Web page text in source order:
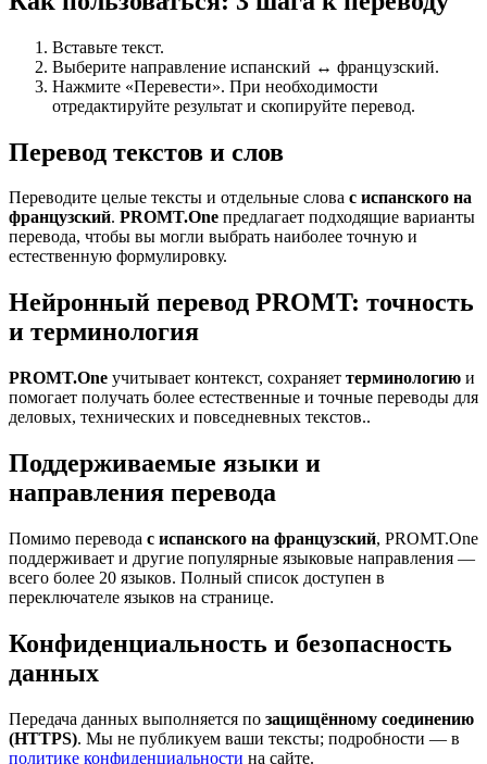
Вставьте текст.
Выберите направление испанский ↔ французский.
Нажмите «Перевести». При необходимости
отредактируйте результат и скопируйте перевод.
Перевод текстов и слов
Переводите целые тексты и отдельные слова с испанского на
французский. PROMT.One предлагает подходящие варианты
перевода, чтобы вы могли выбрать наиболее точную и
естественную формулировку.
Нейронный перевод PROMT: точность
и терминология
PROMT.One учитывает контекст, сохраняет терминологию и
помогает получать более естественные и точные переводы для
деловых, технических и повседневных текстов..
Поддерживаемые языки и
направления перевода
Помимо перевода с испанского на французский, PROMT.One
поддерживает и другие популярные языковые направления —
всего более 20 языков. Полный список доступен в
переключателе языков на странице.
Конфиденциальность и безопасность
данных
Передача данных выполняется по защищённому соединению
(HTTPS). Мы не публикуем ваши тексты; подробности — в
политике конфиденциальности на сайте.